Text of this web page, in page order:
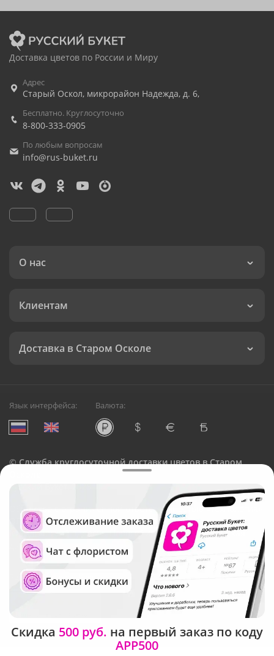
Доставка цветов по России и Миру
Адрес
Старый Оскол, микрорайон Надежда, д. 6,
Бесплатно. Круглосуточно
8-800-333-0905
По любым вопросам
info@rus-buket.ru
О нас
Клиентам
Доставка в Старом Осколе
Язык интерфейса: Валюта:
©Служба круглосуточной доставки цветов в Старом
Русский Букет, 2026
Общество с ограниченной ответственностью «Технология»
ОГРН: 1195476081745, ИНН: 5410081997
Юридический адрес: г. Новосибирск, ул. Ипподромская,
д.42, оф. 3
Рейтинг Русского букета
Скидка 500 руб. на первый заказ по коду
APP500